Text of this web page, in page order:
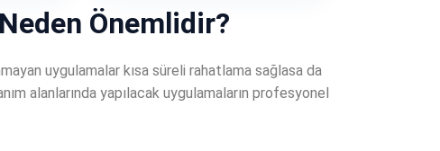
Önemlidir?
uygulamalar kısa süreli rahatlama sağlasa da
alanlarında yapılacak uygulamaların profesyonel